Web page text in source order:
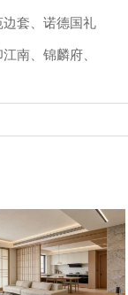
套、诺德国礼
南、锦麟府、